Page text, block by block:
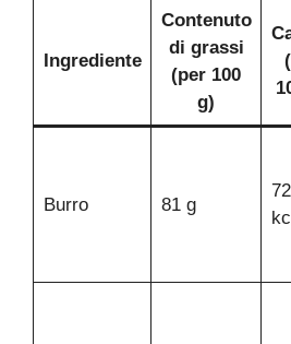
Ingrediente
Contenuto
di grassi
(per 100
g)
Burro 81 g